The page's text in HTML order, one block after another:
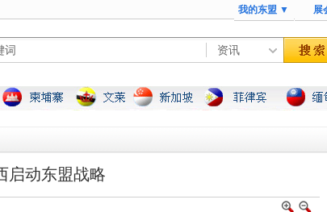
我的东盟 ▼ 展
启动东盟战略